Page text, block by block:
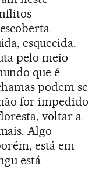
esquecida.
pelo meio
que é
podem se
for impedido
voltar a
Algo
está em
está